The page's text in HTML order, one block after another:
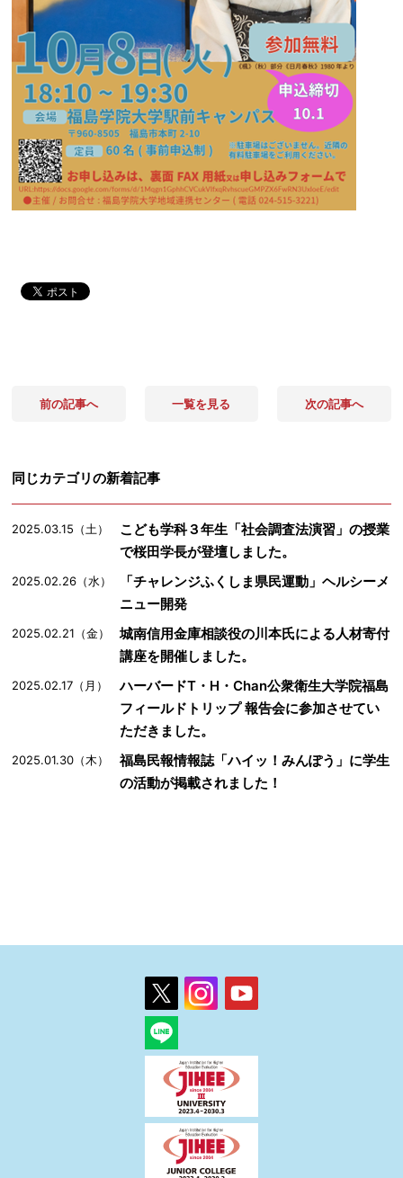
前の記事へ 一覧を見る 次の記事へ
同じカテゴリの新着記事
2025.03.15（土）
こども学科３年生「社会調査法演習」の授業
で桜田学長が登壇しました。
2025.02.26（水）
「チャレンジふくしま県民運動」ヘルシーメ
ニュー開発
2025.02.21（金）
城南信用金庫相談役の川本氏による人材寄付
講座を開催しました。
2025.02.17（月）
ハーバードT・H・Chan公衆衛生大学院福島
フィールドトリップ 報告会に参加させてい
ただきました。
2025.01.30（木）
福島民報情報誌「ハイッ！みんぽう」に学生
の活動が掲載されました！